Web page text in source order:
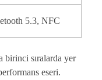
5.3, NFC
birinci sıralarda yer
eseri.